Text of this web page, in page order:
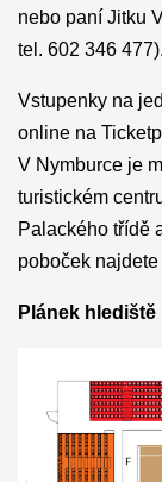
nebo paní Jitku
tel. 602 346 477).
Vstupenky na
online na
V Nymburce je
turistickém
Palackého třídě
poboček
Plánek